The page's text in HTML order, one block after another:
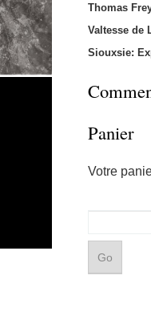
Thomas
Valtesse de
Siouxsie:
Panier
Votre